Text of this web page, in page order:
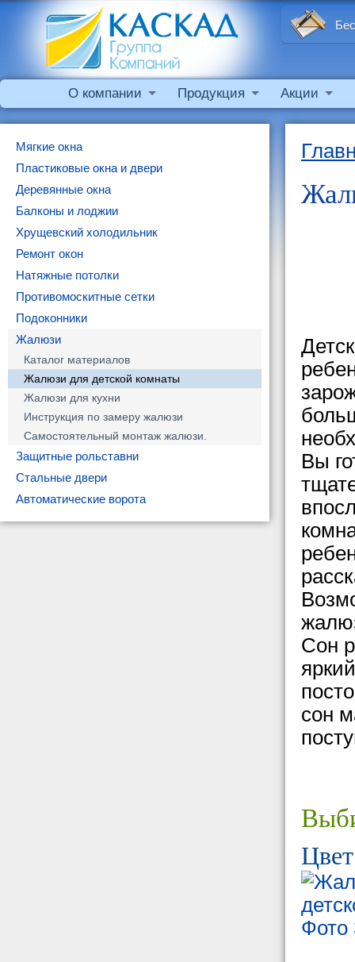
О компании Продукция Акции
Мягкие окна
Пластиковые окна и двери
Деревянные окна
Балконы и лоджии
Хрущевский холодильник
Ремонт окон
Натяжные потолки
Противомоскитные сетки
Подоконники
Жалюзи
Каталог материалов
Жалюзи для детской комнаты
Жалюзи для кухни
Инструкция по замеру жалюзи
Самостоятельный монтаж жалюзи.
Защитные рольставни
Стальные двери
Автоматические ворота
Вы
Сон
сон